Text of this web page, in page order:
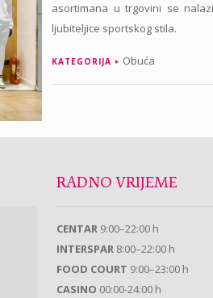
asortimana u trgovini se
ljubiteljice sportskog stila.
KATEGORIJA Obuća
RADNO VRIJEME
CENTAR 9:00–22:00 h
INTERSPAR 8:00–22:00 h
FOOD COURT 9:00–23:00 h
CASINO 00:00-24:00 h